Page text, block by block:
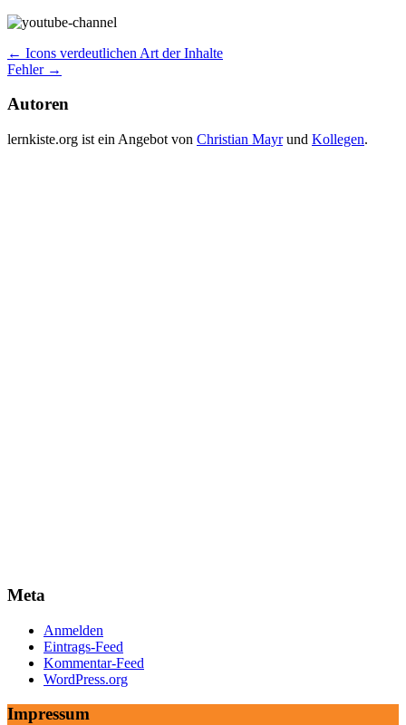
Post
navigation
← Icons verdeutlichen Art der Inhalte
Fehler →
Autoren
lernkiste.org ist ein Angebot von Christian Mayrund Kollegen.
Meta
Anmelden
Eintrags-Feed
Kommentar-Feed
WordPress.org
Impressum